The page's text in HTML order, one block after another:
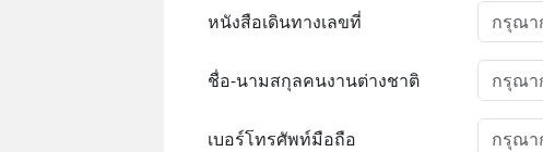
หนังสือเดินทางเลขที่
ชื่อ-นามสกุลคนงานต่างชาติ
เบอร์โทรศัพท์มือถือ